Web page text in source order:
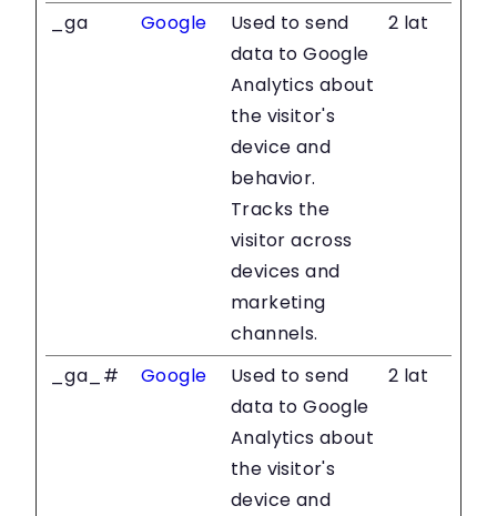
_ga Google
Used to send
data to Google
Analytics about
the visitor's
device and
behavior.
Tracks the
visitor across
devices and
marketing
channels.
2 lat
_ga_# Google
Used to send
data to Google
Analytics about
the visitor's
device and
2 lat